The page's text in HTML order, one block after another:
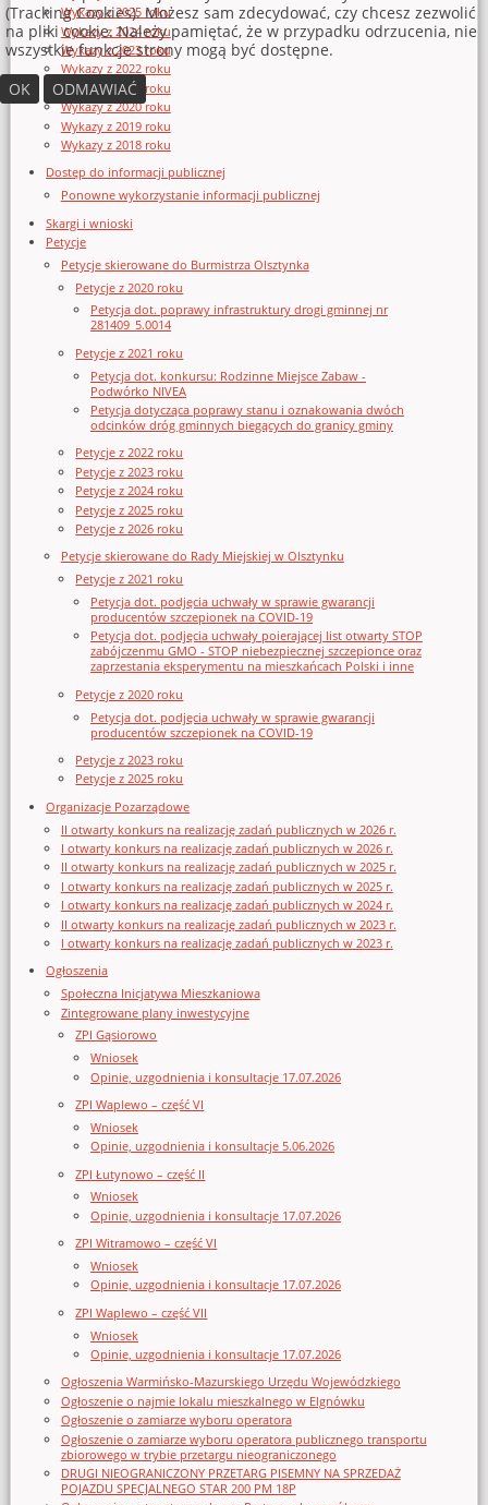
Wykazy z 2025 roku
Wykazy z 2024 roku
Wykazy z 2023 roku
Wykazy z 2022 roku
Wykazy z 2021 roku
Wykazy z 2020 roku
Wykazy z 2019 roku
Wykazy z 2018 roku
Dostęp do informacji publicznej
Ponowne wykorzystanie informacji publicznej
Skargi i wnioski
Petycje
Petycje skierowane do Burmistrza Olsztynka
Petycje z 2020 roku
Petycja dot. poprawy infrastruktury drogi gminnej nr
281409_5.0014
Petycje z 2021 roku
Petycja dot. konkursu: Rodzinne Miejsce Zabaw -
Podwórko NIVEA
Petycja dotycząca poprawy stanu i oznakowania dwóch
odcinków dróg gminnych biegących do granicy gminy
Petycje z 2022 roku
Petycje z 2023 roku
Petycje z 2024 roku
Petycje z 2025 roku
Petycje z 2026 roku
Petycje skierowane do Rady Miejskiej w Olsztynku
Petycje z 2021 roku
Petycja dot. podjęcia uchwały w sprawie gwarancji
producentów szczepionek na COVID-19
Petycja dot. podjęcia uchwały poierającej list otwarty STOP
zabójczenmu GMO - STOP niebezpiecznej szczepionce oraz
zaprzestania eksperymentu na mieszkańcach Polski i inne
Petycje z 2020 roku
Petycja dot. podjęcia uchwały w sprawie gwarancji
producentów szczepionek na COVID-19
Petycje z 2023 roku
Petycje z 2025 roku
Organizacje Pozarządowe
II otwarty konkurs na realizację zadań publicznych w 2026 r.
I otwarty konkurs na realizację zadań publicznych w 2026 r.
II otwarty konkurs na realizację zadań publicznych w 2025 r.
I otwarty konkurs na realizację zadań publicznych w 2025 r.
I otwarty konkurs na realizację zadań publicznych w 2024 r.
II otwarty konkurs na realizację zadań publicznych w 2023 r.
I otwarty konkurs na realizację zadań publicznych w 2023 r.
Ogłoszenia
Społeczna Inicjatywa Mieszkaniowa
Zintegrowane plany inwestycyjne
ZPI Gąsiorowo
Wniosek
Opinie, uzgodnienia i konsultacje 17.07.2026
ZPI Waplewo – część VI
Wniosek
Opinie, uzgodnienia i konsultacje 5.06.2026
ZPI Łutynowo – część II
Wniosek
Opinie, uzgodnienia i konsultacje 17.07.2026
ZPI Witramowo – część VI
Wniosek
Opinie, uzgodnienia i konsultacje 17.07.2026
ZPI Waplewo – część VII
Wniosek
Opinie, uzgodnienia i konsultacje 17.07.2026
Ogłoszenia Warmińsko-Mazurskiego Urzędu Wojewódzkiego
Ogłoszenie o najmie lokalu mieszkalnego w Elgnówku
Ogłoszenie o zamiarze wyboru operatora
Ogłoszenie o zamiarze wyboru operatora publicznego transportu
zbiorowego w trybie przetargu nieograniczonego
DRUGI NIEOGRANICZONY PRZETARG PISEMNY NA SPRZEDAŻ
POJAZDU SPECJALNEGO STAR 200 PM 18P
(Tracking Cookies). Możesz sam zdecydować, czy chcesz zezwolić
na pliki cookie. Należy pamiętać, że w przypadku odrzucenia, nie
wszystkie funkcje strony mogą być dostępne.
OK
ODMAWIAĆ